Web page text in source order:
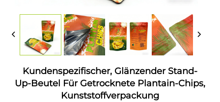
Kundenspezifischer, Glänzender Stand-
Up-Beutel Für Getrocknete Plantain-Chips,
Kunststoffverpackung